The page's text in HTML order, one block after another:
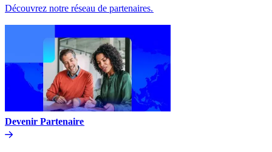
Découvrez notre réseau de partenaires.​​
Devenir Partenaire​​